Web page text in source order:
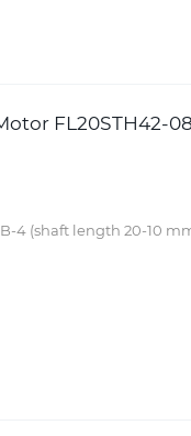
FL20STH42-
4 (shaft length 20-10